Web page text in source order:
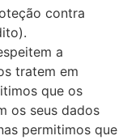
contra
a
tratem em
que os
os seus dados
permitimos que